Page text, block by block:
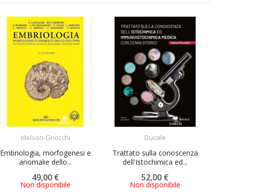
Idelson-Gnocchi
Embriologia, morfogenesi e
anomalie dello...
49,00 €
Non disponibile
Ducale
Trattato sulla conoscenza
dell'Istochimica ed...
52,00 €
Non disponibile